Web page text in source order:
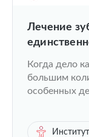
Лечение
Когда дело
большим
особенных